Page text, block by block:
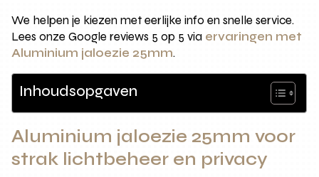
We helpen je kiezen met eerlijke info en snelle service.
Lees onze Google reviews 5 op 5 via ervaringen met
Aluminium jaloezie 25mm.
Inhoudsopgaven
Aluminium jaloezie 25mm voor
strak lichtbeheer en privacy